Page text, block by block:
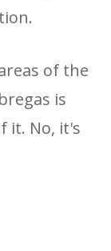
of the
is
it. No, it's